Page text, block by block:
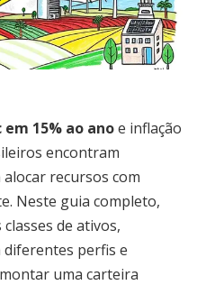
15% ao anoe inflação
encontram
recursos com
Neste guia completo,
de ativos,
perfis e
uma carteira